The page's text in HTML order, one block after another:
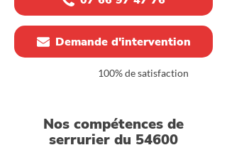
Demande d'intervention
100% de satisfaction
Nos compétences de
serrurier du 54600